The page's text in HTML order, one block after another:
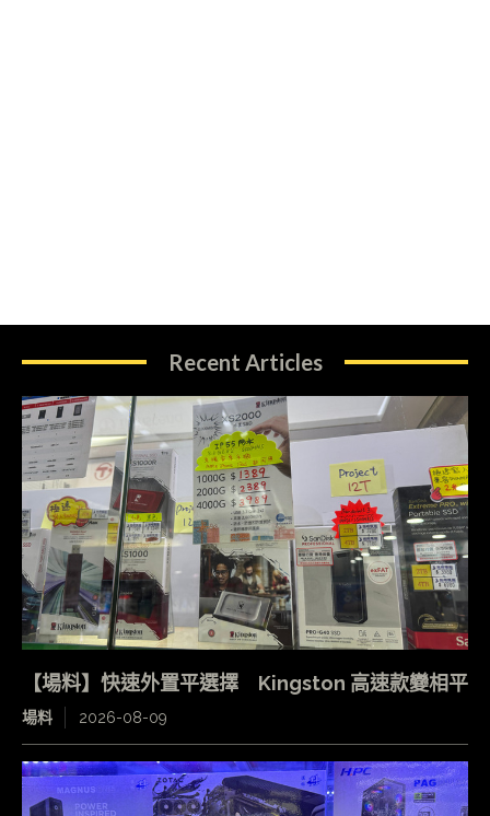
Recent Articles
【場料】快速外置平選擇 Kingston 高速款變相平
場料 2026-08-09